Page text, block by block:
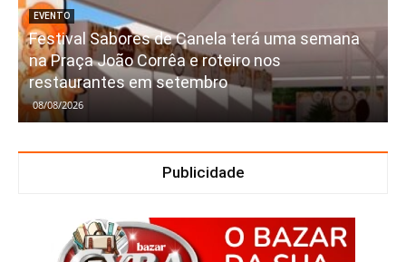
EVENTO
Festival Sabores de Canela terá uma semana
na Praça João Corrêa e roteiro nos
restaurantes em setembro
08/08/2026
Publicidade